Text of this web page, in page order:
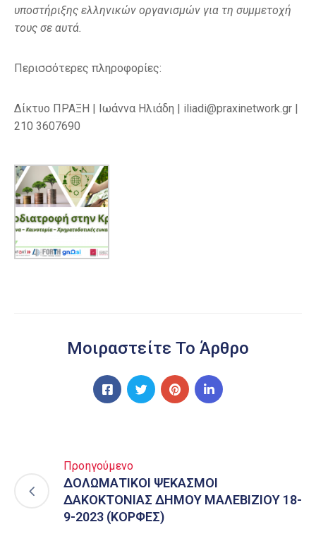
υποστήριξης ελληνικών οργανισμών για τη συμμετοχή
τους σε αυτά.
Περισσότερες πληροφορίες:
Δίκτυο ΠΡΑΞΗ | Ιωάννα Ηλιάδη | iliadi@praxinetwork.gr |
210 3607690
Μοιραστείτε Το Άρθρο
Προηγούμενο
ΔΟΛΩΜΑΤΙΚΟΙ ΨΕΚΑΣΜΟΙ
ΔΑΚΟΚΤΟΝΙΑΣ ΔΗΜΟΥ ΜΑΛΕΒΙΖΙΟΥ 18-
9-2023 (ΚΟΡΦΕΣ)